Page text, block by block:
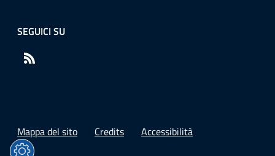
SEGUICI SU
Mappa del sito Credits Accessibilità